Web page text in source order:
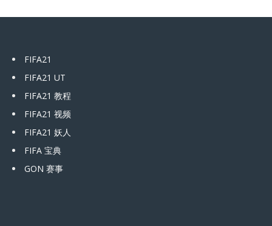
FIFA21
FIFA21 UT
FIFA21 教程
FIFA21 视频
FIFA21 妖人
FIFA 宝典
GON 赛事